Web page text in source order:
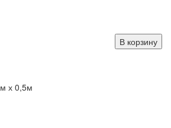
В корзину
х 0,5м